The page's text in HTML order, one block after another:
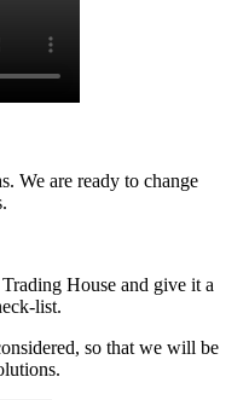
We are ready to change
House and give it a
list.
so that we will be